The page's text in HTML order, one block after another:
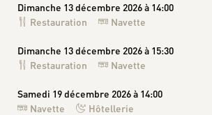
Dimanche 13 décembre 2026 à 14:00
Restauration
Navette
Dimanche 13 décembre 2026 à 15:30
Restauration
Navette
Samedi 19 décembre 2026 à 14:00
Navette
Hôtellerie